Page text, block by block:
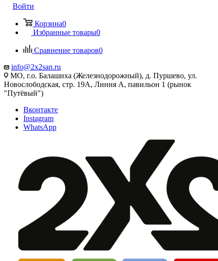
Войти
Корзина0
Избранные товары0
Сравнение товаров0
info@2x2san.ru
МО, г.о. Балашиха (Железнодорожный), д. Пуршево, ул.
Новослободская, стр. 19А, Линия А, павильон 1 (рынок
"Путёвый")
Вконтакте
Instagram
WhatsApp